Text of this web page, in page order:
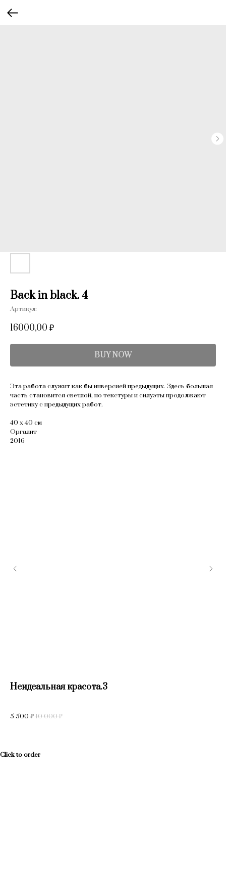
Back in black. 4
Артикул:
16000,00 ₽
BUY NOW
Эта работа служит как бы инверсией предыдущих. Здесь большая
часть становится светлой, но текстуры и силуэты продолжают
эстетику с предыдущих работ.
40 х 40 см
Оргалит
2016
Неидеальная красота.3
5 500 ₽10 000₽
Click to order